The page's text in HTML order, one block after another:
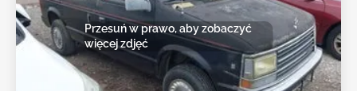
Przesuń w prawo, aby zobaczyć
więcej zdjęć